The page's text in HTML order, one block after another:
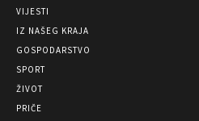
VIJESTI
IZ NAŠEG KRAJA
GOSPODARSTVO
SPORT
ŽIVOT
PRIČE